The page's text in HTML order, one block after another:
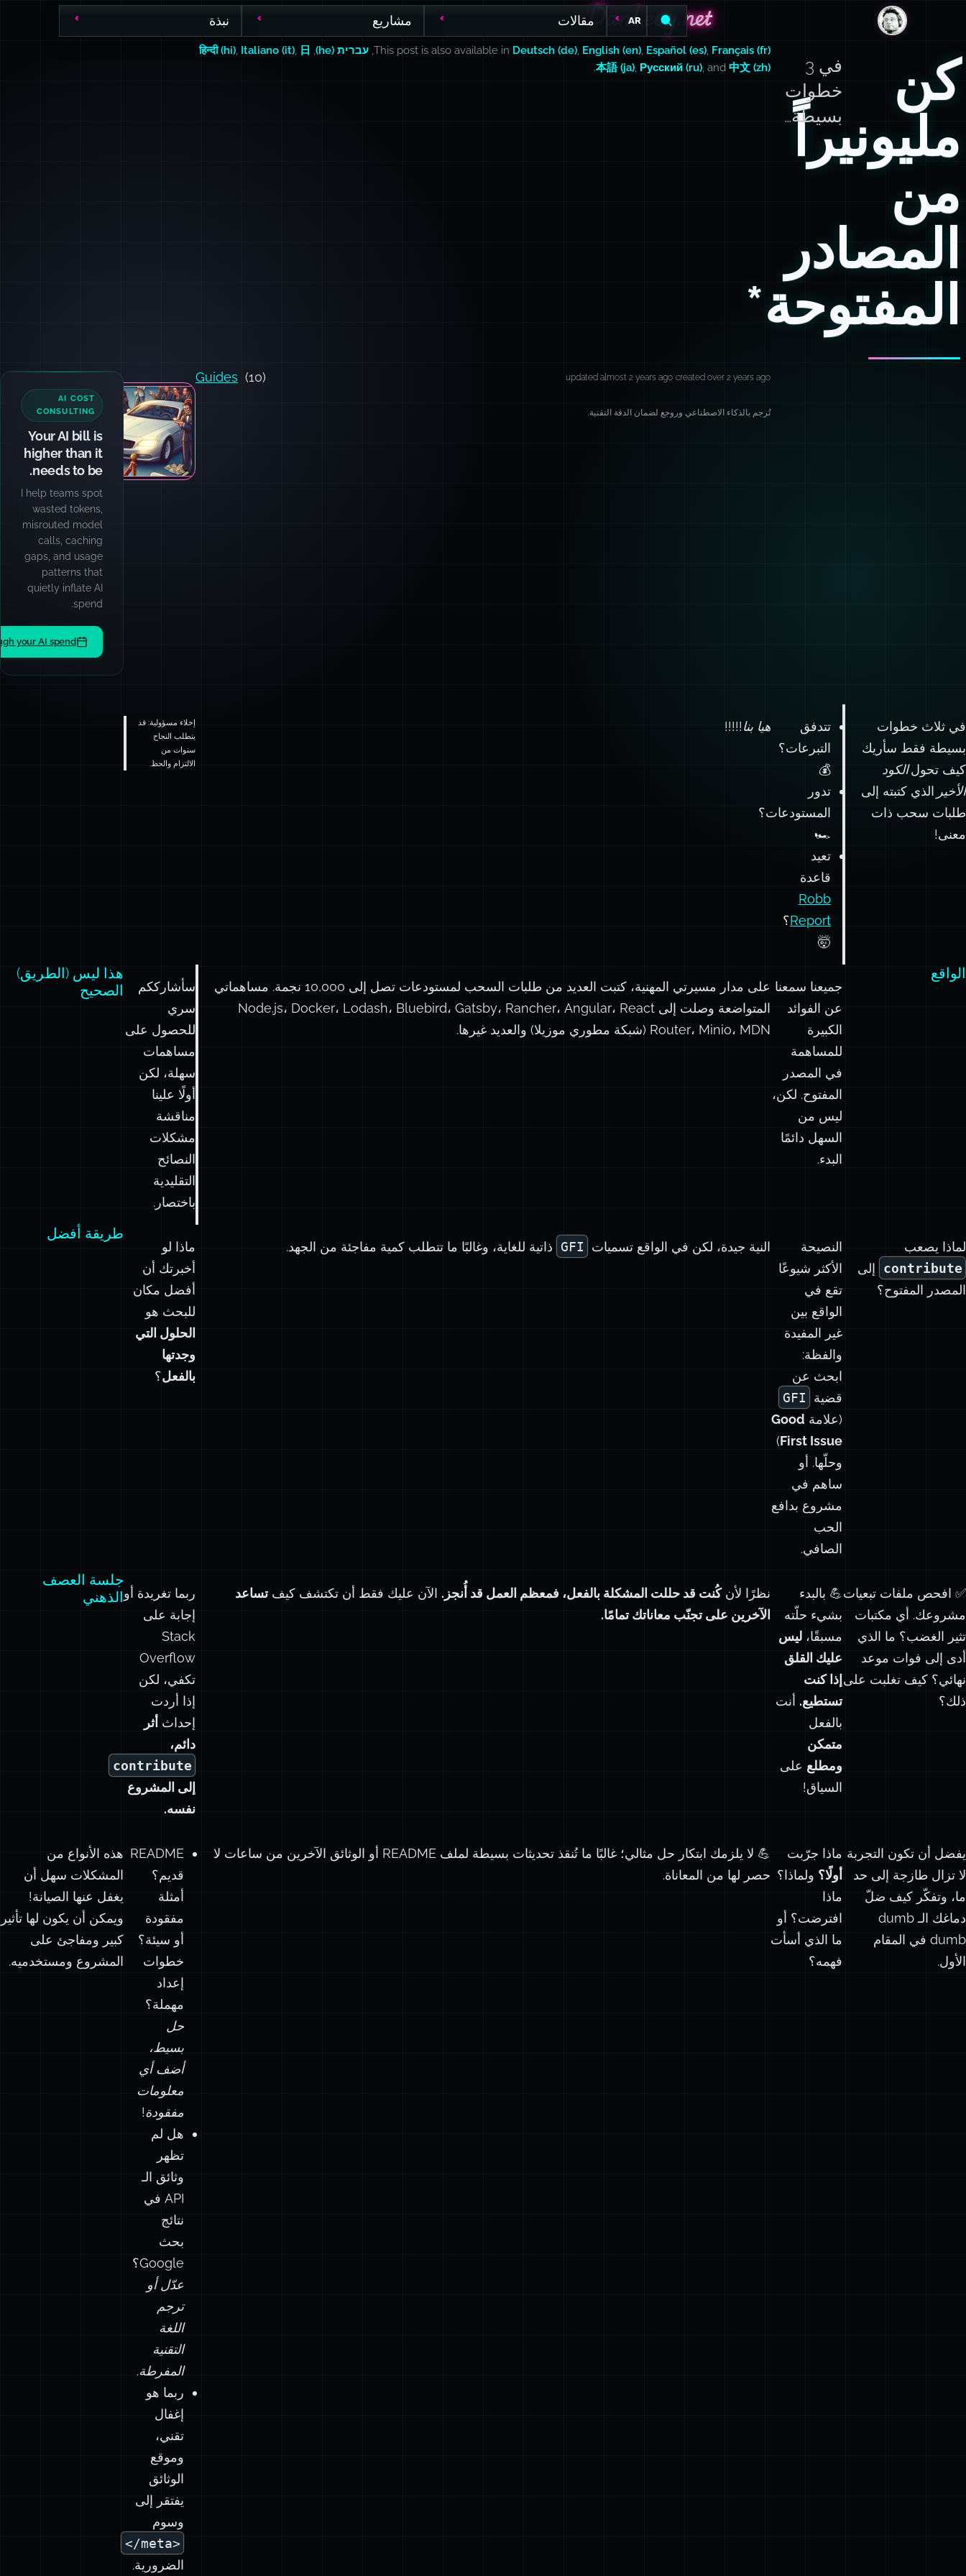
DanLevy.net
DanLevy.net
DanLevy.net
AR مقالات مشاريع نبذة
كن
مليونيراً
من
المصادر
المفتوحة*
في 3
خطوات
بسيطة…
This post is also available in Deutsch (de) English (en) Español (es) Français (fr) עברית (he) हिन्दी (hi) Italiano (it)
日
本語 (ja) Русский (ru) , and 中文 (zh)
.
created over 2 years ago
updated almost 2 years ago
Guides (10)
تُرجم بالذكاء الاصطناعي وروجع لضمان الدقة التقنية.
AI COST
CONSULTING
Your AI bill is
higher than it
needs to be.
I help teams spot
wasted tokens,
misrouted model
calls, caching
gaps, and usage
patterns that
quietly inflate AI
spend.
your AI spend
في ثلاث خطوات
بسيطة فقط سأريك
كيف تحولالكود
الأخير الذي كتبته إلى
طلبات سحب ذات
معنى!
تتدفق
التبرعات؟
💰
تدور
المستودعات؟
🏎️
تعيد
قاعدة
Robb
Report؟
🤯
هيا بنا!!!!!
إخلاء مسؤولية: قد
يتطلب النجاح
سنوات من
الالتزام والحظ.
الواقع
جميعنا سمعنا
عن الفوائد
الكبيرة
للمساهمة
في المصدر
المفتوح. لكن،
ليس من
السهل دائمًا
البدء.
على مدار مسيرتي المهنية، كتبت العديد من طلبات السحب لمستودعات تصل إلى 10,000 نجمة. مساهماتي
المتواضعة وصلت إلى Node.js، Docker، Lodash، Bluebird، Gatsby، Rancher، Angular، React
Router، Minio، MDN (شبكة مطوري موزيلا) والعديد غيرها.
سأشارككم
سري
للحصول على
مساهمات
سهلة، لكن
أولًا علينا
مناقشة
مشكلات
النصائح
التقليدية
باختصار.
هذا ليس (الطريق)
الصحيح
لماذا يصعب
contribute
إلى
المصدر المفتوح؟
النصيحة
الأكثر شيوعًا
تقع في
الواقع بين
غير المفيدة
والفظة:
ابحث عن
قضية
GFI
(علامة Good
First Issue
)
وحلّها. أو
ساهم في
مشروع بدافع
الحب
الصافي.
النية جيدة، لكن في الواقع تسميات GFI ذاتية للغاية، وغالبًا ما تتطلب كمية مفاجئة من الجهد.
ماذا لو
أخبرتك أن
أفضل مكان
للبحث هو
الحلول التي
وجدتها
بالفعل؟
طريقة أفضل
✅ افحص ملفات تبعيات
مشروعك. أي مكتبات
تثير الغضب؟ ما الذي
أدى إلى فوات موعد
نهائي؟ كيف تغلبت على
ذلك؟
💪 بالبدء
بشيء حلّته
مسبقًا، ليس
عليك القلق
إذا كنت
تستطيع. أنت
بالفعل
متمكن
ومطلع على
السياق!
نظرًا لأنكُنت قد حللت المشكلة بالفعل، فمعظم العمل قد أُنجز. الآن عليك فقط أن تكتشف كيفتساعد
الآخرين على تجنّب معاناتك تمامًا.
ربما تغريدة أو
إجابة على
Stack
Overflow
تكفي، لكن
إذا أردت
إحداث أثر
دائم،
contribute
إلى المشروع
نفسه.
جلسة العصف
الذهني
يفضل أن تكون التجربة
لا تزال طازجة إلى حد
ما، وتفكّر كيف ضلّ
دماغك الـdumb
dumb في المقام
الأول.
ماذا جرّبت
أولًا؟ ولماذا؟
ماذا
افترضت؟ أو
ما الذي أسأت
فهمه؟
💪 لا يلزمك ابتكار حل مثالي؛ غالبًا ما تُنقذ تحديثات بسيطة لملف README أو الوثائق الآخرين من ساعات لا
حصر لها من المعاناة.
README
قديم؟
أمثلة
مفقودة
أو سيئة؟
خطوات
إعداد
مهملة؟
حل
بسيط،
أضف أي
معلومات
مفقودة!
هل لم
تظهر
وثائق الـ
API في
نتائج
بحث
Google؟
عدّل أو
ترجم
اللغة
التقنية
المفرطة.
ربما هو
إغفال
تقني،
وموقع
الوثائق
يفتقر إلى
وسوم
<meta/>
الضرورية.
هذه الأنواع من
المشكلات سهل أن
يغفل عنها الصيانة!
ويمكن أن يكون لها تأثير
كبير ومفاجئ على
المشروع ومستخدميه.